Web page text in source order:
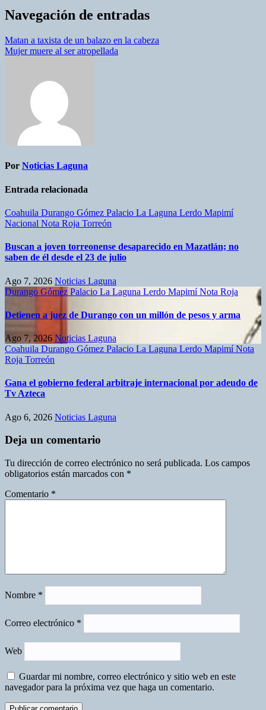
Navegación de entradas
Matan a taxista de un balazo en la cabeza
Mujer muere al ser atropellada
Por Noticias Laguna
Entrada relacionada
Coahuila Durango Gómez Palacio La Laguna Lerdo Mapimí
Nacional Nota Roja Torreón
Buscan a joven torreonense desaparecido en Mazatlán; no
saben de él desde el 23 de julio
Ago 7, 2026 Noticias Laguna
Durango Gómez Palacio La Laguna Lerdo MapimíNota Roja
Detienen a juez de Durango con un millón de pesos y arma
Ago 7, 2026 Noticias Laguna
Coahuila Durango Gómez Palacio La Laguna Lerdo MapimíNota
Roja Torreón
Gana el gobierno federal arbitraje internacional por adeudo de
Tv Azteca
Ago 6, 2026 Noticias Laguna
Deja un comentario
Tu dirección de correo electrónico no será publicada. Los campos
obligatorios están marcados con *
Comentario *
Nombre *
Correo electrónico *
Web
Guardar mi nombre, correo electrónico y sitio web en este
navegador para la próxima vez que haga un comentario.